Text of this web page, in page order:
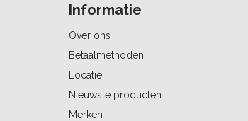
Informatie
Over ons
Betaalmethoden
Locatie
Nieuwste producten
Merken